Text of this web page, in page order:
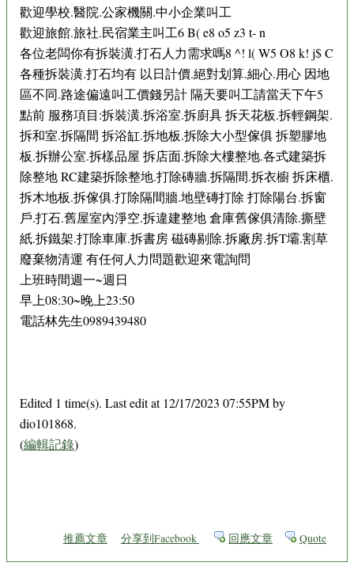
歡迎學校.醫院.公家機關.中小企業叫工
歡迎旅館.旅社.民宿業主叫工6 B( e8 o5 z3 t- n
各位老闆你有拆裝潢.打石人力需求嗎8 ^! l( W5 O8 k! j$ C
各種拆裝潢.打石均有 以日計價.絕對划算.細心.用心 因地
區不同.路途偏遠叫工價錢另計 隔天要叫工請當天下午5
點前 服務項目:拆裝潢.拆浴室.拆廚具 拆天花板.拆輕鋼架.
拆和室.拆隔間 拆浴缸.拆地板.拆除大小型傢俱 拆塑膠地
板.拆辦公室.拆樣品屋 拆店面.拆除大樓整地.各式建築拆
除整地 RC建築拆除整地.打除磚牆.拆隔間.拆衣櫥 拆床櫃.
拆木地板.拆傢俱.打除隔間牆.地壁磚打除 打除陽台.拆窗
戶.打石.舊屋室內淨空.拆違建整地 倉庫舊傢俱清除.撕壁
紙.拆鐵架.打除車庫.拆書房 磁磚剔除.拆廠房.拆T壩.割草
廢棄物清運 有任何人力問題歡迎來電詢問
上班時間週一~週日
早上08:30~晚上23:50
電話林先生0989439480
Edited 1 time(s). Last edit at 12/17/2023 07:55PM by
dio101868.
(編輯記錄)
推薦文章 分享到Facebook 回應文章 Quote